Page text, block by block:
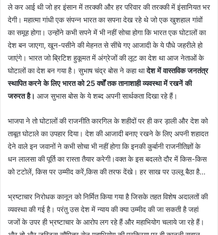
ले कर आई थी जो हर इंसान में तरक्की और हर परिवार की तरक्की में इंसानियत भर
देगी। महात्मा गांधी एक संपन्न भारत का सपना देख रहे थे जो एक खुशहाल गांवों
का समूह होगा। उन्होंने कभी सपने में भी नहीं सोचा होगा कि भारत एक घोटालों का
देश बन जाएगा, खून-पसीने की मेहनत से सींचे गए आजादी के ये पौधे जहरीले हो
जाएंगे। भारत जो ब्रिटिश हुकूमत में अंग्रेजों की लूट का देश था आज नेताओं के
घोटालों का देश बन गया है। सुभाष चंद्र बोस ने कहा थादेश में वास्तविक जनतंत्र
स्थापित करने के लिए भारत को 25 वर्षों तक तानाशाही व्यवस्था में रखनें की
जरुरत है। आज सुभास बोस के ये शब्द अपनी सार्थकता दिखा रहे हैं।
भाजपा ने तो घोटालों की राजनीति कारगिल के शहीदों पर ही कर ड़ाली और देश को
ताबूत घोटाले का उपहार दिया। देश की आजादी बनाए रखने के लिए अपनी शहादत
देने वाले इन जवानों ने कभी सोचा भी नहीं होगा कि इनकी कुर्बानी राजनीतिज्ञों के
धन लालसा की पूर्ति का रास्ता तैयार करेगी।वक्त के इस बदलते दौर में किस-किस
को टटोलें, किस पर उम्मीद करें,किस की तरफ देंखे। हर साख पर उल्लू बैठा है…
भ्रष्टाचार निरोधक कानून को निर्मित किया गया है जिसके तहत विशेष अदालतों की
व्यवस्था की गई है। परंतु उस देश में न्याय की क्या उम्मीद की जा सकती है जहां
जजों के उपर ही भ्रष्टाचार के आरोप लग रहे हैं और महाभियोग चलाये जा रहे हैं।